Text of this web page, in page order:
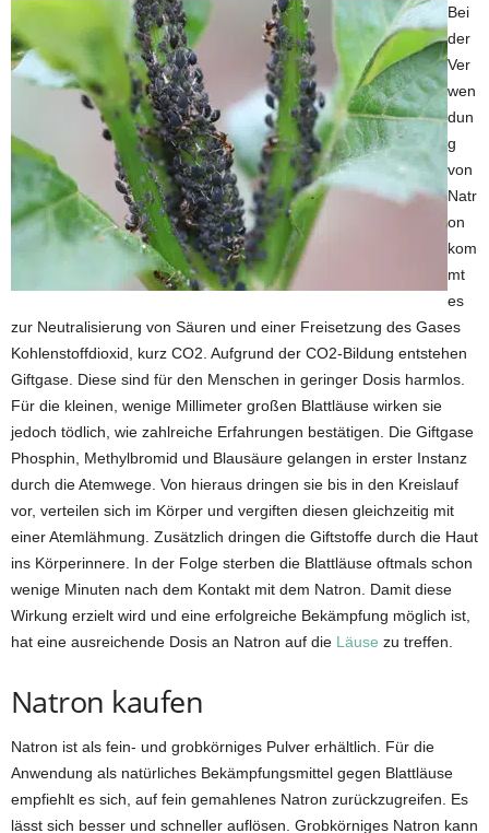
Bei
der
Ver
wen
dun
g
von
Natr
on
kom
mt
es
zur Neutralisierung von Säuren und einer Freisetzung des Gases
Kohlenstoffdioxid, kurz CO2. Aufgrund der CO2-Bildung entstehen
Giftgase. Diese sind für den Menschen in geringer Dosis harmlos.
Für die kleinen, wenige Millimeter großen Blattläuse wirken sie
jedoch tödlich, wie zahlreiche Erfahrungen bestätigen. Die Giftgase
Phosphin, Methylbromid und Blausäure gelangen in erster Instanz
durch die Atemwege. Von hieraus dringen sie bis in den Kreislauf
vor, verteilen sich im Körper und vergiften diesen gleichzeitig mit
einer Atemlähmung. Zusätzlich dringen die Giftstoffe durch die Haut
ins Körperinnere. In der Folge sterben die Blattläuse oftmals schon
wenige Minuten nach dem Kontakt mit dem Natron. Damit diese
Wirkung erzielt wird und eine erfolgreiche Bekämpfung möglich ist,
hat eine ausreichende Dosis an Natron auf die Läuse zu treffen.
Natron kaufen
Natron ist als fein- und grobkörniges Pulver erhältlich. Für die
Anwendung als natürliches Bekämpfungsmittel gegen Blattläuse
empfiehlt es sich, auf fein gemahlenes Natron zurückzugreifen. Es
lässt sich besser und schneller auflösen. Grobkörniges Natron kann